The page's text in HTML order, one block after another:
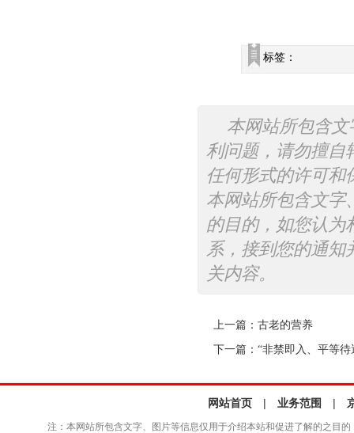
标签：
本网站所包含
利问题，请勿擅自
任何形式的许可和
本网站所包含文字
的目的，如您认为
系，接到您的通知
关内容。
上一篇： 古老的营养
下一篇： “非禁即入、平等
网站首页 | 业务范围 |
注：本网站所包含文字、图片等信息仅用于介绍本站和促进了解的之目